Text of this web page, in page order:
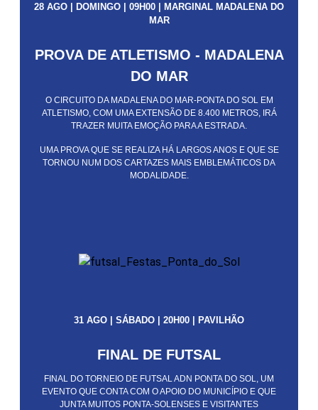
28 AGO | DOMINGO | 09H00 | MARGINAL MADALENA DO
MAR
PROVA DE ATLETISMO - MADALENA
DO MAR
O CIRCUITO DA MADALENA DO MAR-PONTA DO SOL EM
ATLETISMO, COM UMA EXTENSÃO DE 8.400 METROS, IRÁ
TRAZER MUITA EMOÇÃO PARA A ESTRADA.
UMA PROVA QUE SE REALIZA HÁ LARGOS ANOS E QUE SE
TORNOU NUM DOS CARTAZES MAIS EMBLEMÁTICOS DA
MODALIDADE.
31 AGO | SÁBADO | 20H00 | PAVILHÃO
FINAL DE FUTSAL
FINAL DO TORNEIO DE FUTSAL ADN PONTA DO SOL, UM
EVENTO QUE CONTA COM O APOIO DO MUNICÍPIO E QUE
JUNTA MUITOS PONTA-SOLENSES E VISITANTES